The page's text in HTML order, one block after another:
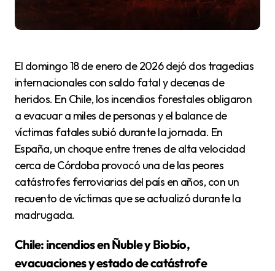
El domingo 18 de enero de 2026 dejó dos tragedias
internacionales con saldo fatal y decenas de
heridos. En Chile, los incendios forestales obligaron
a evacuar a miles de personas y el balance de
víctimas fatales subió durante la jornada. En
España, un choque entre trenes de alta velocidad
cerca de Córdoba provocó una de las peores
catástrofes ferroviarias del país en años, con un
recuento de víctimas que se actualizó durante la
madrugada.
Chile: incendios en Ñuble y Biobío,
evacuaciones y estado de catástrofe